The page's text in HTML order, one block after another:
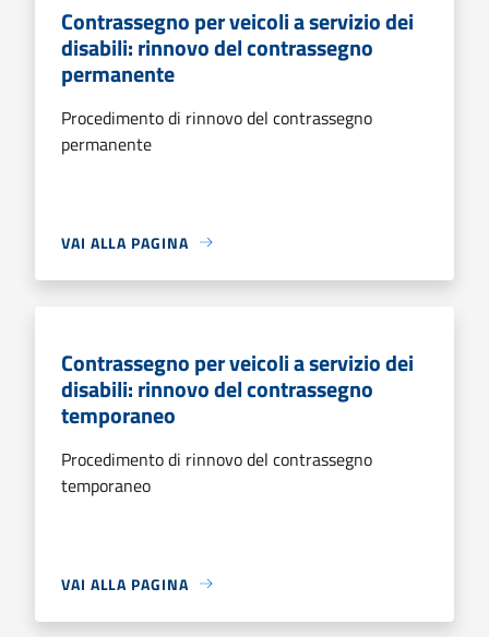
Contrassegno per veicoli a servizio dei
disabili: rinnovo del contrassegno
permanente
Procedimento di rinnovo del contrassegno
permanente
VAI ALLA PAGINA
Contrassegno per veicoli a servizio dei
disabili: rinnovo del contrassegno
temporaneo
Procedimento di rinnovo del contrassegno
temporaneo
VAI ALLA PAGINA